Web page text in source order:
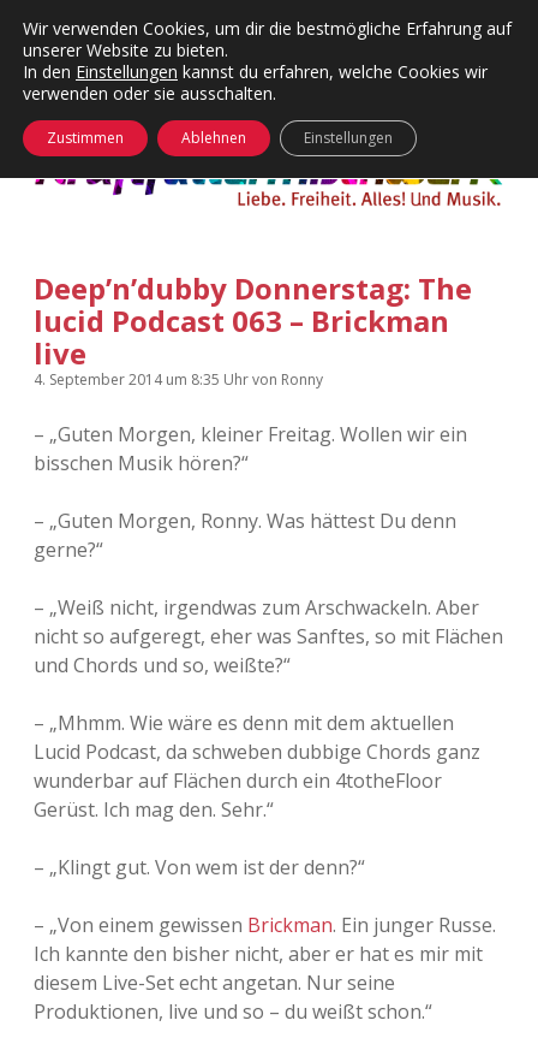
Kategorien
Menü
24 Hours Chilling
Die Wende
KFMW-Disco
Nur mal so
Täglicher Sinnwahn
Wandnotizen
KFMW-Disco
Dates
Contact
Adventskalender 2011
Adventskalender 2012
Adventskalender 2014
Adventskalender 2016
Adventskalender 2017
Adventskalender 2018
Adventskalender 2019
Adventskalender 2020
öffnen
Deep’n’dubby Donnerstag: The
lucid Podcast 063 – Brickman
live
4. September 2014um 8:35 Uhrvon Ronny
– „Guten Morgen, kleiner Freitag. Wollen wir ein
bisschen Musik hören?“
– „Guten Morgen, Ronny. Was hättest Du denn
gerne?“
– „Weiß nicht, irgendwas zum Arschwackeln. Aber
nicht so aufgeregt, eher was Sanftes, so mit Flächen
und Chords und so, weißte?“
– „Mhmm. Wie wäre es denn mit dem aktuellen
Lucid Podcast, da schweben dubbige Chords ganz
wunderbar auf Flächen durch ein 4totheFloor
Gerüst. Ich mag den. Sehr.“
– „Klingt gut. Von wem ist der denn?“
– „Von einem gewissen Brickman. Ein junger Russe.
Ich kannte den bisher nicht, aber er hat es mir mit
diesem Live-Set echt angetan. Nur seine
Produktionen, live und so – du weißt schon.“
Wir verwenden Cookies, um dir die bestmögliche Erfahrung auf
unserer Website zu bieten.
In den Einstellungen kannst du erfahren, welche Cookies wir
verwenden oder sie ausschalten.
Zustimmen Ablehnen Einstellungen